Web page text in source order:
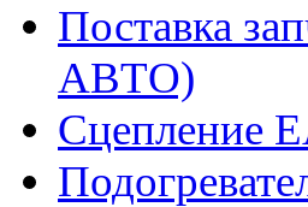
Поставка
АВТО)
Сцепление